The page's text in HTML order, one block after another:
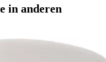
in anderen